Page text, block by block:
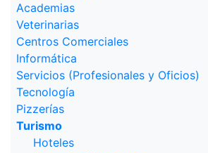
Academias
Veterinarias
Centros Comerciales
Informática
Servicios (Profesionales y Oficios)
Tecnología
Pizzerías
Turismo
Hoteles